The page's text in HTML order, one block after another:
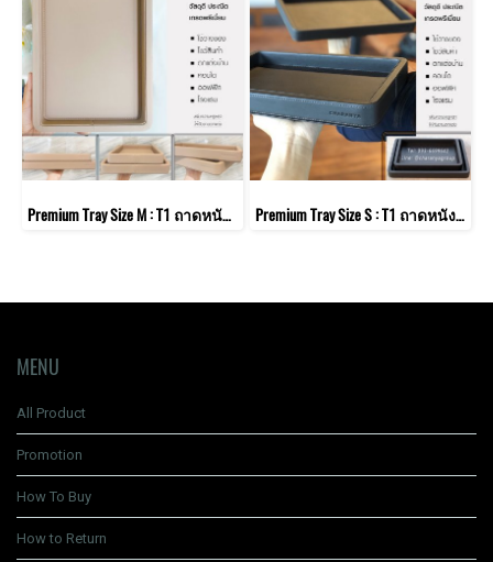
Premium Tray Size M : T1 ถาดหนัง วางนาฬิกา เครื่องประดับ แหวน แว่นตา สำหรับหน้าร้าน หรือวางจัดเก็บสิ่งของต่าง ๆ จัดระเบียบโต๊ะ วางขนม อาหารว่าง Premium Tray Size S : T1 ถาดหนัง วางนาฬิกา เครื่องประดับ แหวน แว่นตา สำหรับหน้าร้าน หรือวางจัดเก็บสิ่งของต่าง ๆ จัดระเบียบโต๊ะ วางขนม อาหารว่าง
MENU
All Product
Promotion
How To Buy
How to Return